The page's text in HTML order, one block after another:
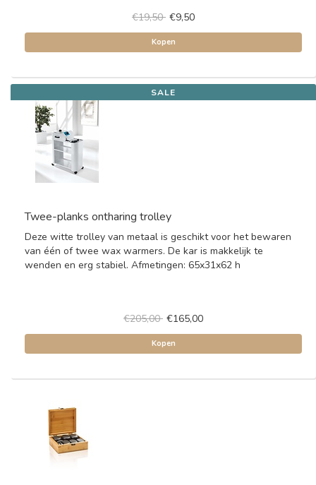
€19,50 €9,50
Kopen
SALE
Twee-planks ontharing trolley
Deze witte trolley van metaal is geschikt voor het bewaren
van één of twee wax warmers. De kar is makkelijk te
wenden en erg stabiel. Afmetingen: 65x31x62 h
€205,00 €165,00
Kopen